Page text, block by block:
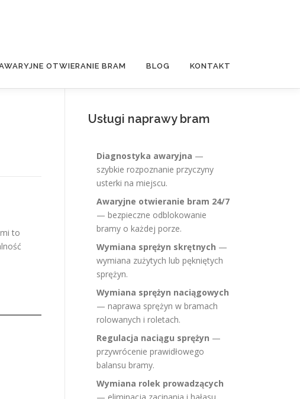
OTWIERANIE BRAM BLOG KONTAKT
to
Usługi naprawy bram
Diagnostyka awaryjna —
szybkie rozpoznanie przyczyny
usterki na miejscu.
Awaryjne otwieranie bram 24/7
— bezpieczne odblokowanie
bramy o każdej porze.
Wymiana sprężyn skrętnych —
wymiana zużytych lub pękniętych
sprężyn.
Wymiana sprężyn naciągowych
— naprawa sprężyn w bramach
rolowanych i roletach.
Regulacja naciągu sprężyn —
przywrócenie prawidłowego
balansu bramy.
Wymiana rolek prowadzących